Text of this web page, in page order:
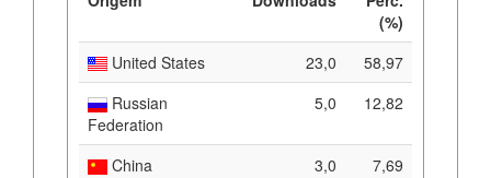
(%)
United States
23,0
58,97
Russian
Federation
5,0 12,82
China 3,0
7,69